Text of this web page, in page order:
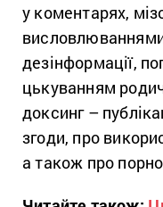
у коментарях,
дезінформації,
цькуванням
доксинг –
згоди, про
а також про